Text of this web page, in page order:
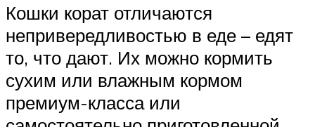
Кошки корат отличаются
непривередливостью в еде – едят
то, что дают. Их можно кормить
сухим или влажным кормом
премиум-класса или